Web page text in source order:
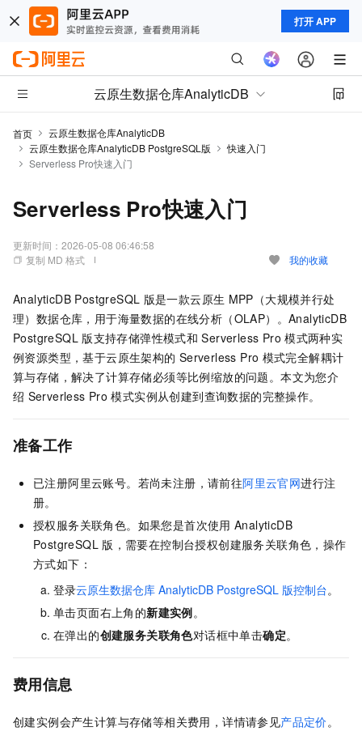
打开 APP
云原生数据仓库AnalyticDB
首页
云原生数据仓库AnalyticDB
云原生数据仓库AnalyticDB PostgreSQL版
快速入门
Serverless Pro快速入门
Serverless Pro快速入门
更新时间： 2026-05-08 06:46:58
复制 MD 格式
我的收藏
AnalyticDB PostgreSQL 版是一款云原生 MPP（大规模并行处
理）数据仓库，用于海量数据的在线分析（OLAP）。 AnalyticDB
PostgreSQL 版支持存储弹性模式和 Serverless Pro 模式两种实
例资源类型，基于云原生架构的 Serverless Pro 模式完全解耦计
算与存储，解决了计算存储必须等比例缩放的问题。本文为您介
绍 Serverless Pro 模式实例从创建到查询数据的完整操作。
准备工作
已注册阿里云账号。若尚未注册，请前往阿里云官网进行注
册。
授权服务关联角色。如果您是首次使用 AnalyticDB
PostgreSQL 版 ，需要在控制台授权创建服务关联角色，操作
方式如下：
登录云原生数据仓库 AnalyticDB PostgreSQL 版控制台。
单击页面右上角的新建实例。
在弹出的创建服务关联角色对话框中单击确定。
费用信息
创建实例会产生计算与存储等相关费用，详情请参见产品定价。